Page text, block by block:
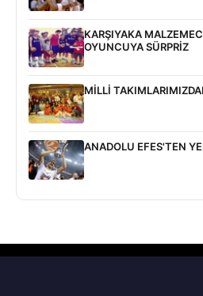
KARŞIYAKA
OYUNCUYA SÜRPRİZ
MİLLİ
ANADOLU EFES'TEN